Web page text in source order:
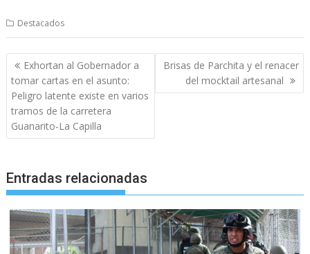
Destacados
Navegación
de
entradas
Exhortan al Gobernador a
tomar cartas en el asunto:
Peligro latente existe en varios
tramos de la carretera
Guanarito-La Capilla
Brisas de Parchita y el renacer
del mocktail artesanal
Entradas relacionadas